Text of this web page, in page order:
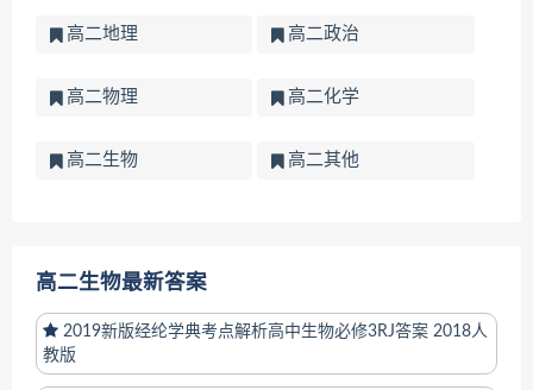
高二地理 高二政治
高二物理 高二化学
高二生物 高二其他
高二生物最新答案
2019新版经纶学典考点解析高中生物必修3RJ答案 2018人
教版